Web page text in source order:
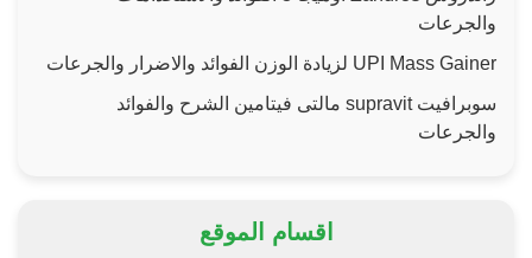
والجرعات
UPI Mass Gainer لزيادة الوزن الفوائد والاضرار والجرعات
سوبرافيت supravit مالتى فيتامين الشرح والفوائد
والجرعات
اقسام الموقع